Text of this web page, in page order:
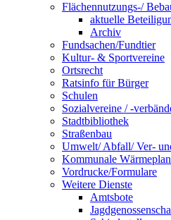
Flächennutzungs-/
aktuelle
Archiv
Fundsachen/Fundtier
Kultur- & Sportvereine
Ortsrecht
Ratsinfo für Bürger
Schulen
Sozialvereine / -
Stadtbibliothek
Straßenbau
Umwelt/ Abfall/ Ver-
Kommunale
Vordrucke/Formulare
Weitere Dienste
Amtsbote